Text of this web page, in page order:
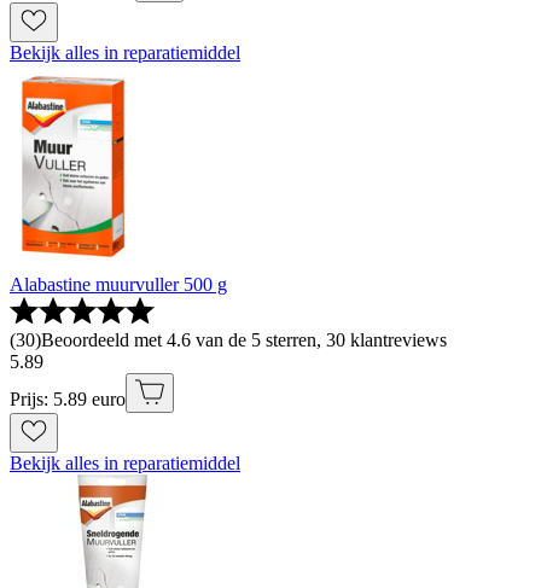
Bekijk alles in reparatiemiddel
Alabastine muurvuller 500 g
(30)Beoordeeld met 4.6 van de 5 sterren, 30 klantreviews
5.89
Prijs: 5.89 euro
Bekijk alles in reparatiemiddel